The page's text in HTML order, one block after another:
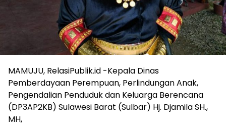
MAMUJU, RelasiPublik.id -Kepala Dinas
Pemberdayaan Perempuan, Perlindungan Anak,
Pengendalian Penduduk dan Keluarga Berencana
(DP3AP2KB) Sulawesi Barat (Sulbar) Hj. Djamila SH.,
MH,